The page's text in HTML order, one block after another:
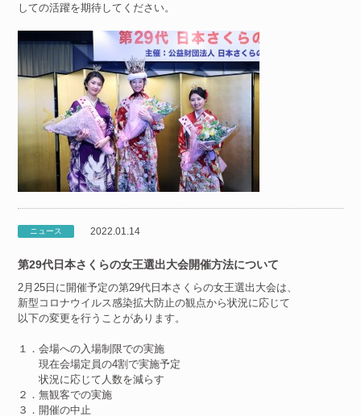
しての活躍を期待してください。
ニュース 2022.01.14
第29代日本さくらの女王選出大会開催方法について
2月25日に開催予定の第29代日本さくらの女王選出大会は、
新型コロナウイルス感染拡大防止の観点から状況に応じて
以下の変更を行うことがあります。
１．会場への入場制限での実施
現在会場定員の4割で実施予定
状況に応じて人数を減らす
２．無観客での実施
３．開催の中止